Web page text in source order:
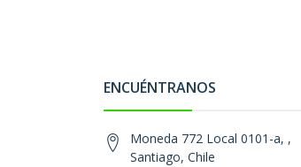
ENCUÉNTRANOS
Moneda 772 Local 0101-a, ,
Santiago, Chile